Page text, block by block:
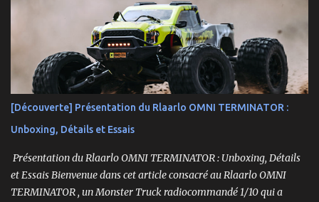
[Découverte] Présentation du Rlaarlo OMNI TERMINATOR :
Unboxing, Détails et Essais
Présentation du Rlaarlo OMNI TERMINATOR : Unboxing, Détails
et Essais Bienvenue dans cet article consacré au Rlaarlo OMNI
TERMINATOR , un Monster Truck radiocommandé 1/10 qui a